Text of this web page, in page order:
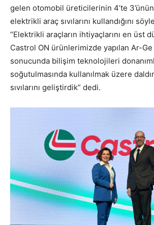
gelen otomobil üreticilerinin 4’te
elektrikli araç sıvılarını kullandığını
“Elektrikli araçların ihtiyaçlarını en üst
Castrol ON ürünlerimizde yapılan Ar-Ge
sonucunda bilişim teknolojileri
soğutulmasında kullanılmak üzere
sıvılarını geliştirdik” dedi.